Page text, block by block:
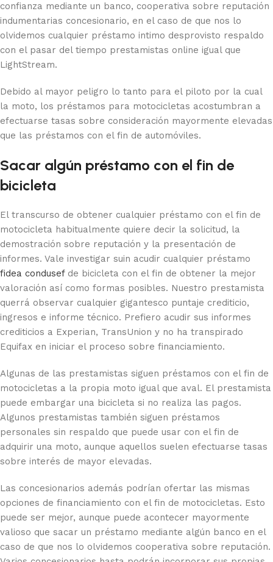
confianza mediante un banco, cooperativa sobre reputación
indumentarias concesionario, en el caso de que nos lo
olvidemos cualquier préstamo intimo desprovisto respaldo
con el pasar del tiempo prestamistas online igual que
LightStream.
Debido al mayor peligro lo tanto para el piloto por la cual
la moto, los préstamos para motocicletas acostumbran a
efectuarse tasas sobre consideración mayormente elevadas
que las préstamos con el fin de automóviles.
Sacar algún préstamo con el fin de
bicicleta
El transcurso de obtener cualquier préstamo con el fin de
motocicleta habitualmente quiere decir la solicitud, la
demostración sobre reputación y la presentación de
informes. Vale investigar suin acudir cualquier préstamo
fidea condusefde bicicleta con el fin de obtener la mejor
valoración así­ como formas posibles. Nuestro prestamista
querrá observar cualquier gigantesco puntaje crediticio,
ingresos e informe técnico. Prefiero acudir sus informes
crediticios a Experian, TransUnion y no ha transpirado
Equifax en iniciar el proceso sobre financiamiento.
Algunas de las prestamistas siguen préstamos con el fin de
motocicletas a la propia moto igual que aval. El prestamista
puede embargar una bicicleta si no realiza las pagos.
Algunos prestamistas también siguen préstamos
personales sin respaldo que puede usar con el fin de
adquirir una moto, aunque aquellos suelen efectuarse tasas
sobre interés de mayor elevadas.
Las concesionarios además podrían ofertar las mismas
opciones de financiamiento con el fin de motocicletas. Esto
puede ser mejor, aunque puede acontecer mayormente
valioso que sacar un préstamo mediante algún banco en el
caso de que nos lo olvidemos cooperativa sobre reputación.